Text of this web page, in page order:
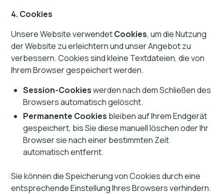
4. Cookies
Unsere Website verwendetCookies, um die Nutzung
der Website zu erleichtern und unser Angebot zu
verbessern. Cookies sind kleine Textdateien, die von
Ihrem Browser gespeichert werden.
Session-Cookieswerden nach dem Schließen des
Browsers automatisch gelöscht.
Permanente Cookies bleiben auf Ihrem Endgerät
gespeichert, bis Sie diese manuell löschen oder Ihr
Browser sie nach einer bestimmten Zeit
automatisch entfernt.
Sie können die Speicherung von Cookies durch eine
entsprechende Einstellung Ihres Browsers verhindern.